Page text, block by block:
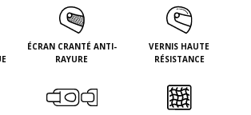
ÉCRAN CRANTÉ ANTI-
RAYURE
VERNIS HAUTE
RÉSISTANCE